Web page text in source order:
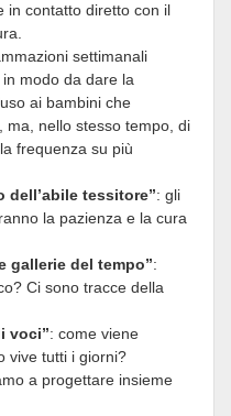
in contatto diretto con il
settimanali
modo da dare la
ai bambini che
ma, nello stesso tempo, di
frequenza su più
dell’abile tessitore”: gli
la pazienza e la cura
gallerie del tempo”:
Ci sono tracce della
voci”: come viene
vive tutti i giorni?
a progettare insieme